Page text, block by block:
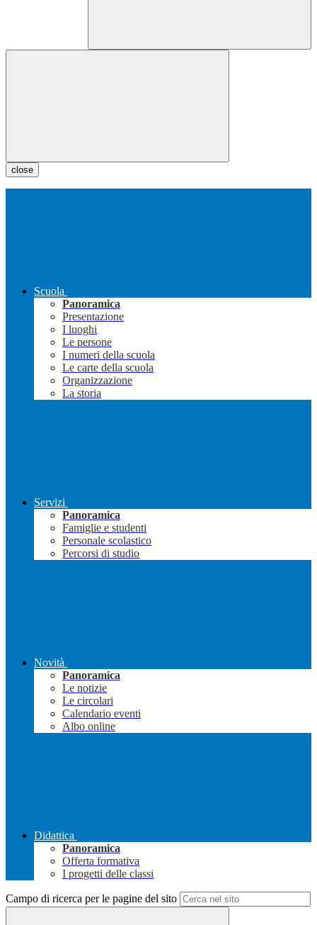
close
Scuola
Panoramica
Presentazione
I luoghi
Le persone
I numeri della scuola
Le carte della scuola
Organizzazione
La storia
Servizi
Panoramica
Famiglie e studenti
Personale scolastico
Percorsi di studio
Novità
Panoramica
Le notizie
Le circolari
Calendario eventi
Albo online
Didattica
Panoramica
Offerta formativa
I progetti delle classi
Campo di ricerca per le pagine del sito